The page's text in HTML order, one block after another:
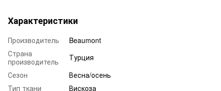
Характеристики
Производитель
Beaumont
Страна
производитель
Турция
Сезон
Весна/осень
Тип ткани
Вискоза